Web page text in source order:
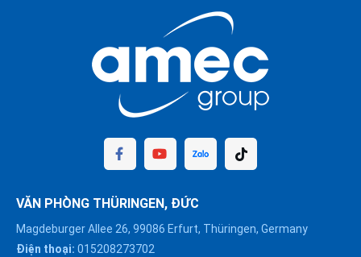
VĂN PHÒNG THÜRINGEN, ĐỨC
Magdeburger Allee 26, 99086 Erfurt, Thüringen, Germany
Điện thoại: 015208273702